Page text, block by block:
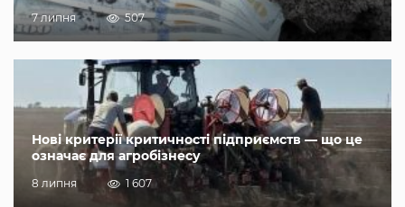
7 липня 507
Нові критерії критичності підприємств — що це
означає для агробізнесу
8 липня 1 607